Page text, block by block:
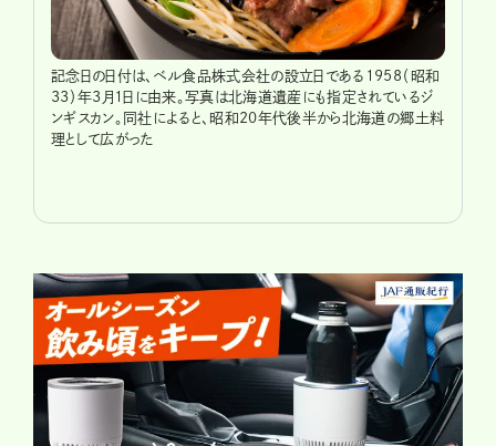
記念日の日付は、ベル食品株式会社の設立日である1958（昭和
33）年3月1日に由来。写真は北海道遺産にも指定されているジ
ンギスカン。同社によると、昭和20年代後半から北海道の郷土料
理として広がった